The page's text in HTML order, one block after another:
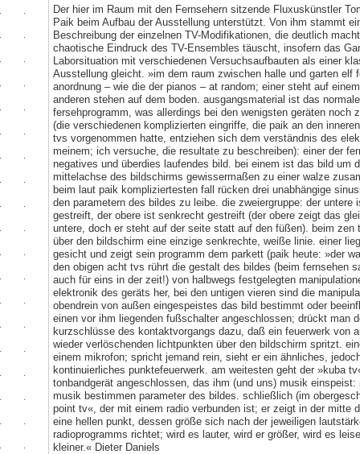
Der hier im Raum mit den Fernsehern sitzende Fluxuskünstler
Paik beim Aufbau der Ausstellung unterstützt. Von ihm stammt
Beschreibung der einzelnen TV-Modifikationen, die deutlich
chaotische Eindruck des TV-Ensembles täuscht, insofern das
Laborsituation mit verschiedenen Versuchsaufbauten als einer
Ausstellung gleicht. »im dem raum zwischen halle und garten elf
anordnung – wie die der pianos – at random; einer steht auf
anderen stehen auf dem boden. ausgangsmaterial ist das
fersehprogramm, was allerdings bei den wenigsten geräten noch
(die verschiedenen komplizierten eingriffe, die paik an den
tvs vorgenommen hatte, entziehen sich dem verständnis des
meinem; ich versuche, die resultate zu beschreiben): einer der
negatives und überdies laufendes bild. bei einem ist das bild um
mittelachse des bildschirms gewissermaßen zu einer walze
beim laut paik kompliziertesten fall rücken drei unabhängige
den parametern des bildes zu leibe. die zweiergruppe: der untere
gestreift, der obere ist senkrecht gestreift (der obere zeigt das
untere, doch er steht auf der seite statt auf den füßen). beim zen
über den bildschirm eine einzige senkrechte, weiße linie. einer
gesicht und zeigt sein programm dem parkett (paik heute: »der
den obigen acht tvs rührt die gestalt des bildes (beim fernsehen
auch für eins in der zeit!) von halbwegs festgelegten
elektronik des geräts her, bei den untigen vieren sind die
obendrein von außen eingespeistes das bild bestimmt oder
einen vor ihm liegenden fußschalter angeschlossen; drückt man
kurzschlüsse des kontaktvorgangs dazu, daß ein feuerwerk von
wieder verlöschenden lichtpunkten über den bildschirm spritzt.
einem mikrofon; spricht jemand rein, sieht er ein ähnliches,
kontinuierliches punktefeuerwerk. am weitesten geht der »kuba
tonbandgerät angeschlossen, das ihm (und uns) musik einspeist:
musik bestimmen parameter des bildes. schließlich (im
point tv«, der mit einem radio verbunden ist; er zeigt in der mitte
eine hellen punkt, dessen größe sich nach der jeweiligen
radioprogramms richtet; wird es lauter, wird er größer, wird es
kleiner.« Dieter Daniels